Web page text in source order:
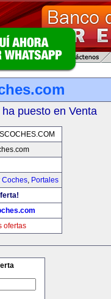
puesto en Venta
Coches, Portales
ofertas